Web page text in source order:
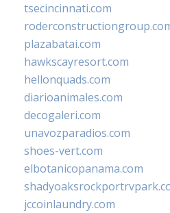
tsecincinnati.com
plazabatai.com
hawkscayresort.com
hellonquads.com
diarioanimales.com
decogaleri.com
unavozparadios.com
shoes-vert.com
elbotanicopanama.com
jccoinlaundry.com